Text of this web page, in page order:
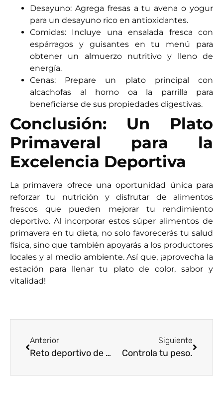
Desayuno: Agrega fresas a tu avena o yogur
para un desayuno rico en antioxidantes.
Comidas: Incluye una ensalada fresca con
espárragos y guisantes en tu menú para
obtener un almuerzo nutritivo y lleno de
energía.
Cenas: Prepare un plato principal con
alcachofas al horno oa la parrilla para
beneficiarse de sus propiedades digestivas.
Conclusión: Un Plato
Primaveral para la
Excelencia Deportiva
La primavera ofrece una oportunidad única para
reforzar tu nutrición y disfrutar de alimentos
frescos que pueden mejorar tu rendimiento
deportivo. Al incorporar estos súper alimentos de
primavera en tu dieta, no solo favorecerás tu salud
física, sino que también apoyarás a los productores
locales y al medio ambiente. Así que, ¡aprovecha la
estación para llenar tu plato de color, sabor y
vitalidad!
Anterior
Reto deportivo de 30 Días OKEYMAS: Transforma tu Cuerpo y Cambia tus Hábitos para Siempre
Siguiente
Controla tu peso.